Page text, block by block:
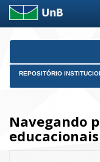
Skip
REPOSITÓRIO
Navegando
educacionais